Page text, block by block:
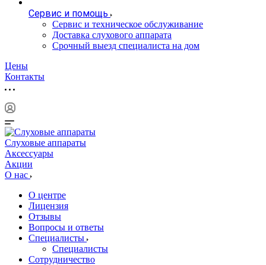
Сервис и помощь
Сервис и техническое обслуживание
Доставка слухового аппарата
Срочный выезд специалиста на дом
Цены
Контакты
Слуховые аппараты
Аксессуары
Акции
О нас
О центре
Лицензия
Отзывы
Вопросы и ответы
Специалисты
Специалисты
Сотрудничество